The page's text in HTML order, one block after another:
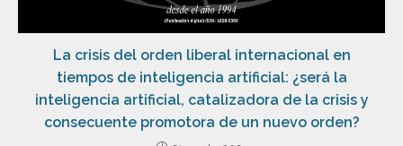
La crisis del orden liberal internacional en
tiempos de inteligencia artificial: ¿será la
inteligencia artificial, catalizadora de la crisis y
consecuente promotora de un nuevo orden?